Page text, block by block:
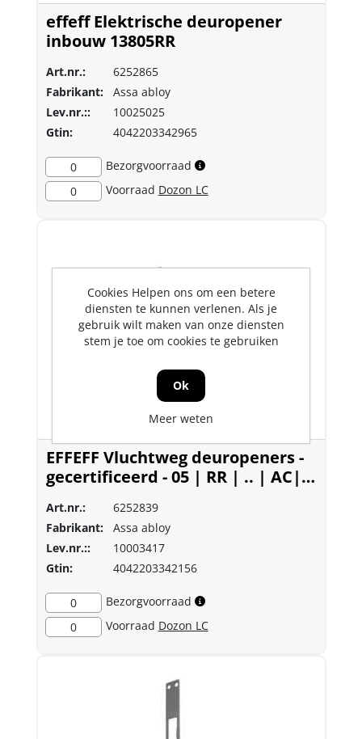
effeff Elektrische deuropener
inbouw 13805RR
Art.nr.:
6252865
Fabrikant:
Assa abloy
Lev.nr.::
10025025
Gtin:
4042203342965
0
Bezorgvoorraad
0
Voorraad Dozon LC
EFFEFF Vluchtweg deuropeners -
gecertificeerd - 05 | RR | .. | AC|
Art.nr.:
6252839
Fabrikant:
Assa abloy
Lev.nr.::
10003417
Gtin:
4042203342156
0
Bezorgvoorraad
0
Voorraad Dozon LC
Cookies Helpen ons om een betere
diensten te kunnen verlenen. Als je
gebruik wilt maken van onze diensten
stem je toe om cookies te gebruiken
Ok
Meer weten